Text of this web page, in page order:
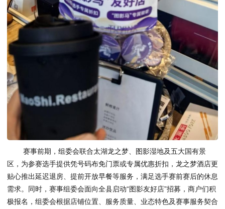
赛事前期，组委会联合太湖龙之梦、图影湿地及五大国有景
区，为参赛选手提供凭号码布免门票或专属优惠折扣，龙之梦酒店更
贴心推出延迟退房、提前开放早餐等服务，满足选手赛前赛后的休息
需求。同时，赛事组委会面向全县启动“图影友好店”招募，商户们积
极报名，组委会根据店铺位置、服务质量、业态特色及赛事服务契合